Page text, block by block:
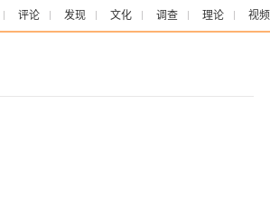
评论 发现 文化 调查 理论 视频